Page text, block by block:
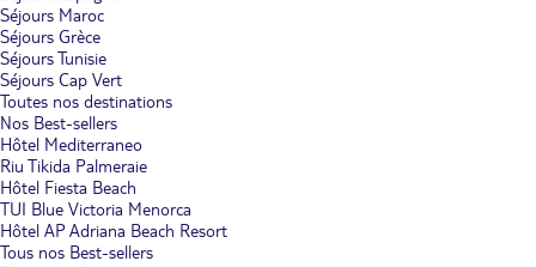
Séjours Maroc
Séjours Grèce
Séjours Tunisie
Séjours Cap Vert
Toutes nos destinations
Nos Best-sellers
Hôtel Mediterraneo
Riu Tikida Palmeraie
Hôtel Fiesta Beach
TUI Blue Victoria Menorca
Hôtel AP Adriana Beach Resort
Tous nos Best-sellers